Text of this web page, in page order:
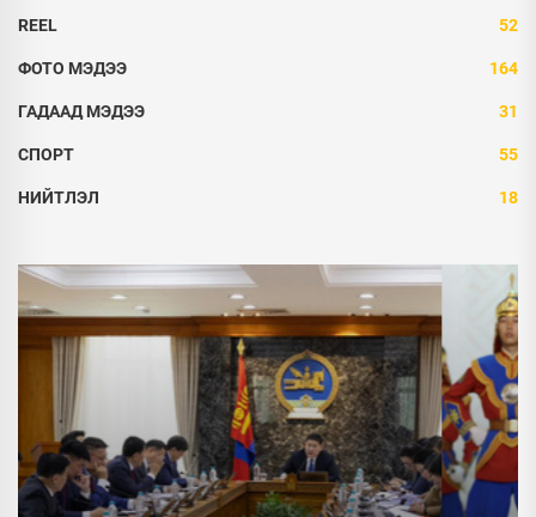
REEL 52
ФОТО МЭДЭЭ 164
ГАДААД МЭДЭЭ 31
СПОРТ 55
НИЙТЛЭЛ 18